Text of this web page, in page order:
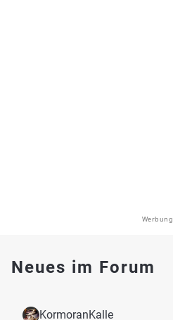
Werbung
Neues im Forum
KormoranKalle